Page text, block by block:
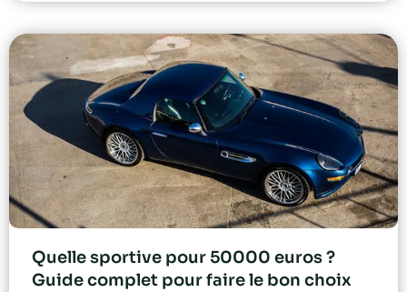
Quelle sportive pour 50000 euros ?
Guide complet pour faire le bon choix